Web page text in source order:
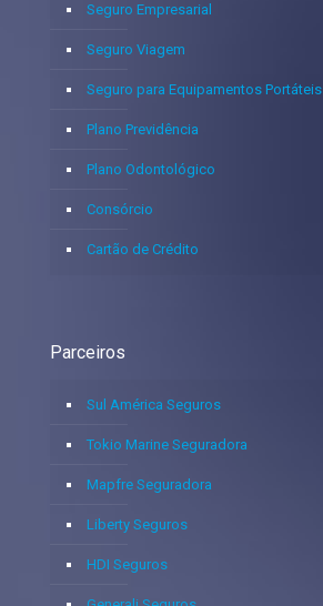
Seguro Empresarial
Seguro Viagem
Seguro para Equipamentos Portáteis
Plano Previdência
Plano Odontológico
Consórcio
Cartão de Crédito
Parceiros
Sul América Seguros
Tokio Marine Seguradora
Mapfre Seguradora
Liberty Seguros
HDI Seguros